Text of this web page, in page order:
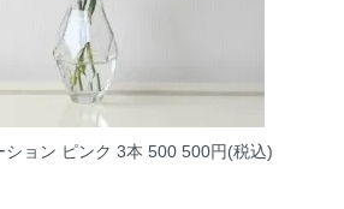
ション ピンク 3本 500500円(税込)